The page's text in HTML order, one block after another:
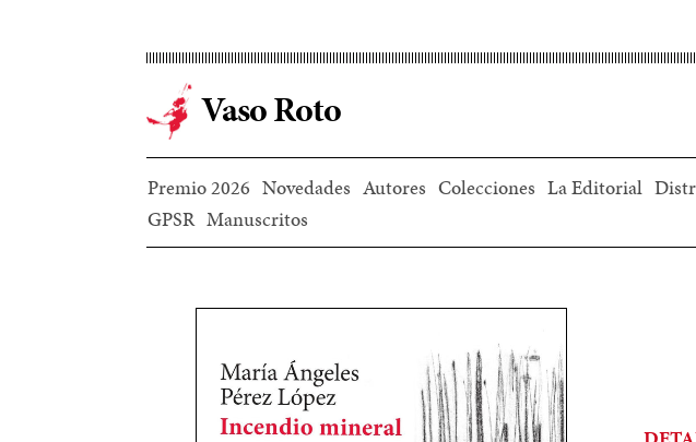
contenido
principalVaso Roto
Premio 2026 Novedades Autores Colecciones La Editorial
GPSR Manuscritos